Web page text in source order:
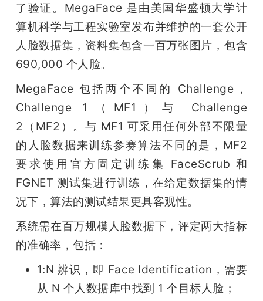
了验证。MegaFace 是由美国华盛顿大学计
算机科学与工程实验室发布并维护的一套公开
人脸数据集，资料集包含一百万张图片，包含
690,000 个人脸。
MegaFace 包括两个不同的 Challenge，
Challenge 1（MF1）与 Challenge
2（MF2）。与 MF1 可采用任何外部不限量
的人脸数据来训练参赛算法不同的是，MF2
要求使用官方固定训练集 FaceScrub 和
FGNET 测试集进行训练，在给定数据集的情
况下，算法的测试结果更具客观性。
系统需在百万规模人脸数据下，评定两大指标
的准确率，包括：
1:N 辨识，即 Face Identification，需要
从 N 个人数据库中找到 1 个目标人脸；